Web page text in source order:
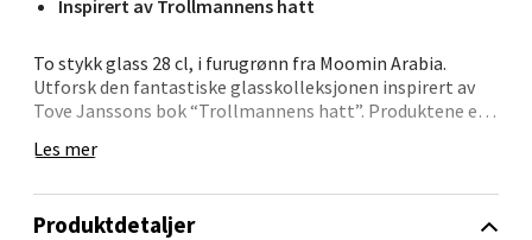
Inspirert av Trollmannens hatt
To stykk glass 28 cl, i furugrønn fra Moomin Arabia.
Utforsk den fantastiske glasskolleksjonen inspirert av
Tove Janssons bok “Trollmannens hatt”. Produktene er
mystisk skog der Mummitrollene leker gjemsel.
Les mer
Produktdetaljer
Bergen - Oasen Senter
Folke Bernadottes vei 52, 5147 Fyllingsdalen
Åpent i dag 10-21